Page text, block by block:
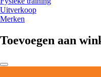
Uitverkoop
Merken
Toevoegen aan